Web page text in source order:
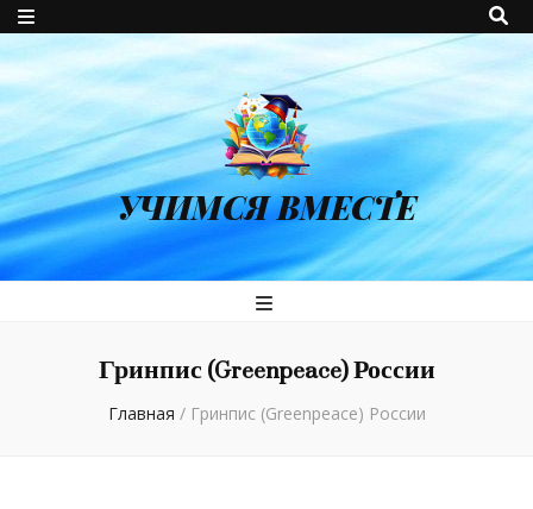
УЧИМСЯ ВМЕСТЕ
Гринпис (Greenpeace) России
Главная / Гринпис (Greenpeace) России